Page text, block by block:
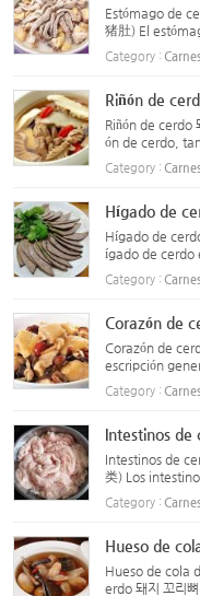
Estómago de
猪肚) El
obtenida del
stica Brisson),
Category :
Riñón de
Riñón de cerdo
ón de cerdo,
n", es dulce y
car los
Category :
Hígado de
Hígado de
ígado de cerdo
n órgano vital
trientes y
Category :
Corazón de
Corazón de
escripción
como alimento
atar trastornos
Category :
Intestinos de
Intestinos de
类) Los
stino de cerdo
y la digestión
Category :
Hueso de
Hueso de cola
erdo 돼지 꼬리